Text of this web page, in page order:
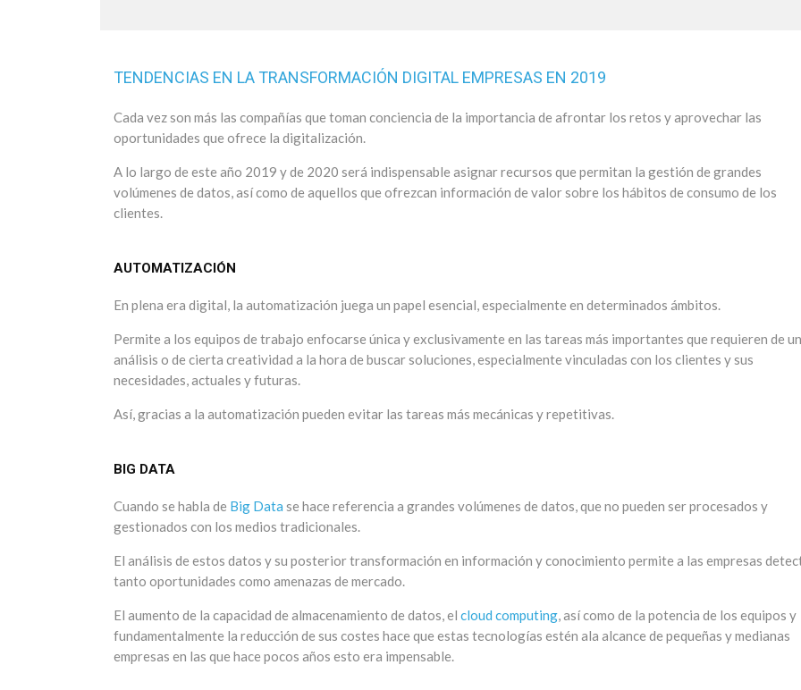
TENDENCIAS EN LA TRANSFORMACIÓN DIGITAL EMPRESAS EN 2019
Cada vez son más las compañías que toman conciencia de la importancia de afrontar los retos y aprovechar las
oportunidades que ofrece la digitalización.
A lo largo de este año 2019 y de 2020 será indispensable asignar recursos que permitan la gestión de grandes
volúmenes de datos, así como de aquellos que ofrezcan información de valor sobre los hábitos de consumo de los
clientes.
AUTOMATIZACIÓN
En plena era digital, la automatización juega un papel esencial, especialmente en determinados ámbitos.
Permite a los equipos de trabajo enfocarse única y exclusivamente en las tareas más importantes que requieren de un
análisis o de cierta creatividad a la hora de buscar soluciones, especialmente vinculadas con los clientes y sus
necesidades, actuales y futuras.
Así, gracias a la automatización pueden evitar las tareas más mecánicas y repetitivas.
BIG DATA
Cuando se habla de Big Data se hace referencia a grandes volúmenes de datos, que no pueden ser procesados y
gestionados con los medios tradicionales.
El análisis de estos datos y su posterior transformación en información y conocimiento permite a las empresas
tanto oportunidades como amenazas de mercado.
El aumento de la capacidad de almacenamiento de datos, el cloud computing, así como de la potencia de los equipos y
fundamentalmente la reducción de sus costes hace que estas tecnologías estén ala alcance de pequeñas y medianas
empresas en las que hace pocos años esto era impensable.